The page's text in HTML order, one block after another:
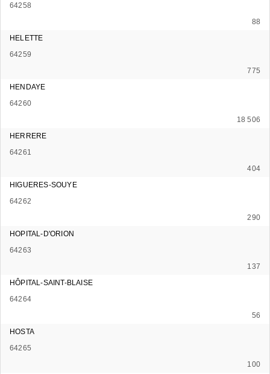
64258
88
HELETTE
64259
775
HENDAYE
64260
18 506
HERRERE
64261
404
HIGUERES-SOUYE
64262
290
HOPITAL-D'ORION
64263
137
HÔPITAL-SAINT-BLAISE
64264
56
HOSTA
64265
100